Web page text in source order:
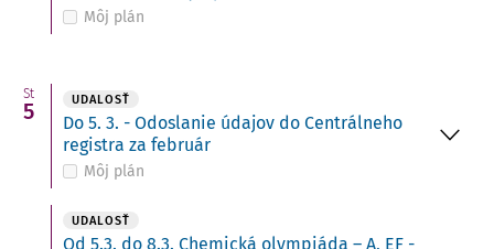
Môj plán
St
5 UDALOSŤ
Do 5. 3. - Odoslanie údajov do Centrálneho
registra za február
Môj plán
UDALOSŤ
Od 5.3. do 8.3. Chemická olympiáda – A, EF -